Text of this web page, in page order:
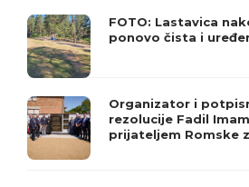
FOTO: Lastavica
ponovo čista i
Organizator i
rezolucije Fadil
prijateljem Romske